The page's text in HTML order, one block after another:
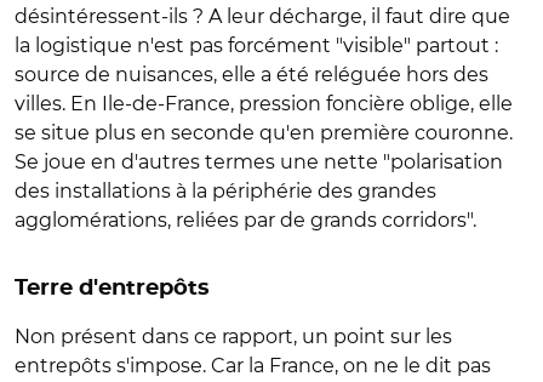
désintéressent-ils ? A leur décharge, il faut dire que
la logistique n'est pas forcément "visible" partout :
source de nuisances, elle a été reléguée hors des
villes. En Ile-de-France, pression foncière oblige, elle
se situe plus en seconde qu'en première couronne.
Se joue en d'autres termes une nette "polarisation
des installations à la périphérie des grandes
agglomérations, reliées par de grands corridors".
Terre d'entrepôts
Non présent dans ce rapport, un point sur les
entrepôts s'impose. Car la France, on ne le dit pas